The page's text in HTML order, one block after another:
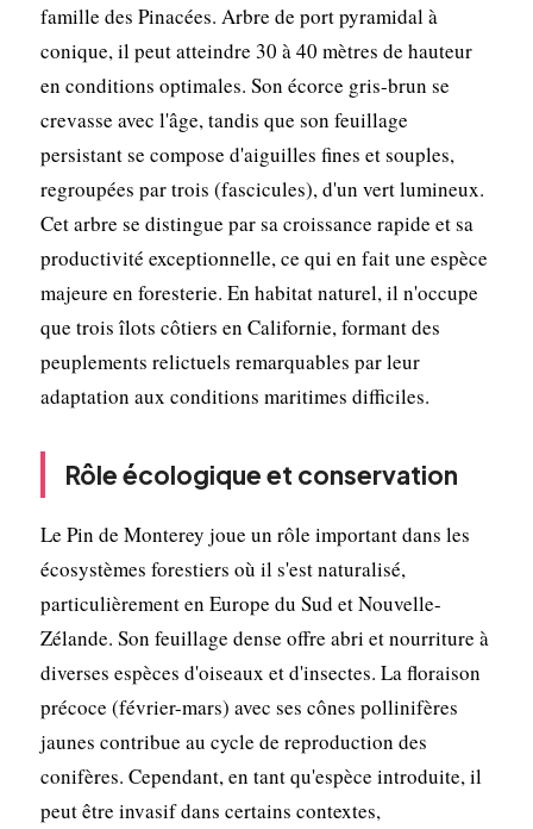
famille des Pinacées. Arbre de port pyramidal à
conique, il peut atteindre 30 à 40 mètres de hauteur
en conditions optimales. Son écorce gris-brun se
crevasse avec l'âge, tandis que son feuillage
persistant se compose d'aiguilles fines et souples,
regroupées par trois (fascicules), d'un vert lumineux.
Cet arbre se distingue par sa croissance rapide et sa
productivité exceptionnelle, ce qui en fait une espèce
majeure en foresterie. En habitat naturel, il n'occupe
que trois îlots côtiers en Californie, formant des
peuplements relictuels remarquables par leur
adaptation aux conditions maritimes difficiles.
Rôle écologique et conservation
Le Pin de Monterey joue un rôle important dans les
écosystèmes forestiers où il s'est naturalisé,
particulièrement en Europe du Sud et Nouvelle-
Zélande. Son feuillage dense offre abri et nourriture à
diverses espèces d'oiseaux et d'insectes. La floraison
précoce (février-mars) avec ses cônes pollinifères
jaunes contribue au cycle de reproduction des
conifères. Cependant, en tant qu'espèce introduite, il
peut être invasif dans certains contextes,